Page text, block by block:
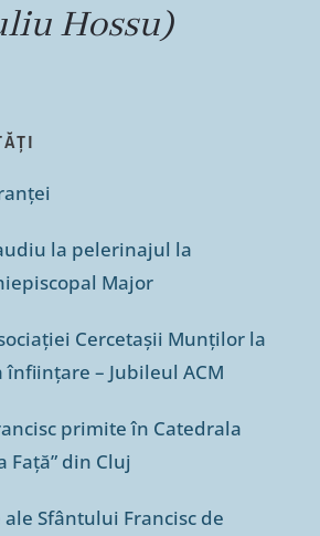
Hossu)
la pelerinajul la
Major
Cercetașii Munților la
înființare – Jubileul ACM
primite în Catedrala
Față” din Cluj
Sfântului Francisc de